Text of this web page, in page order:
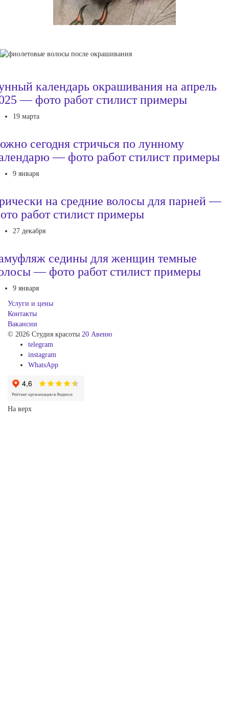
календарь окрашивания на апрель
— фото работ стилист примеры
19 марта
сегодня стричься по лунному
— фото работ стилист примеры
9 января
на средние волосы для парней —
работ стилист примеры
27 декабря
седины для женщин темные
— фото работ стилист примеры
9 января
Услуги и цены
Контакты
Вакансии
© 2026 Студия красоты 20 Авеню
telegram
instagram
WhatsApp
На верх